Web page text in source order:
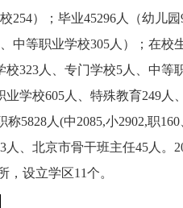
254）；毕业45296人（幼儿园
中等职业学校305人）；在校
323人、专门学校5人、中等
学校605人、特殊教育249人
5828人(中2085,小2902,职160
、北京市骨干班主任45人。
，设立学区11个。